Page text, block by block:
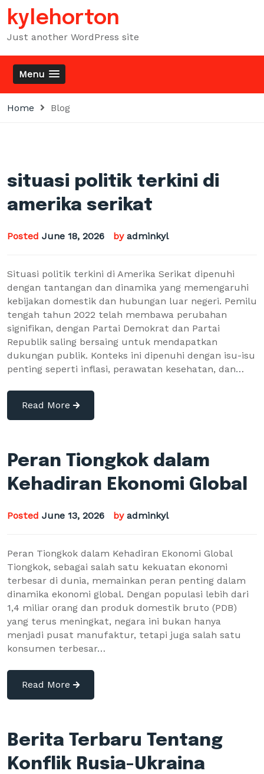
Skip
content
kylehorton
Just another WordPress site
Menu
Home Blog
situasi politik terkini di
amerika serikat
Posted June 18, 2026 by adminkyl
Situasi politik terkini di Amerika Serikat dipenuhi
dengan tantangan dan dinamika yang memengaruhi
kebijakan domestik dan hubungan luar negeri. Pemilu
tengah tahun 2022 telah membawa perubahan
signifikan, dengan Partai Demokrat dan Partai
Republik saling bersaing untuk mendapatkan
dukungan publik. Konteks ini dipenuhi dengan isu-isu
penting seperti inflasi, perawatan kesehatan, dan…
Read More
Peran Tiongkok dalam
Kehadiran Ekonomi Global
Posted June 13, 2026 by adminkyl
Peran Tiongkok dalam Kehadiran Ekonomi Global
Tiongkok, sebagai salah satu kekuatan ekonomi
terbesar di dunia, memainkan peran penting dalam
dinamika ekonomi global. Dengan populasi lebih dari
1,4 miliar orang dan produk domestik bruto (PDB)
yang terus meningkat, negara ini bukan hanya
menjadi pusat manufaktur, tetapi juga salah satu
konsumen terbesar…
Read More
Berita Terbaru Tentang
Konflik Rusia-Ukraina